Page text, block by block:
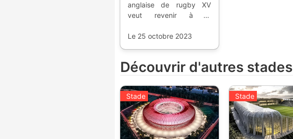
anglaise de rugby XV
veut revenir à la
nouveau stade dans le
Le 25 octobre 2023
Découvrir d'autres stades
Stade Stade